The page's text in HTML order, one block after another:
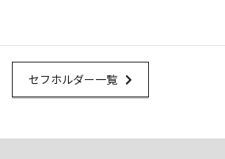
セフホルダー一覧 Url Link